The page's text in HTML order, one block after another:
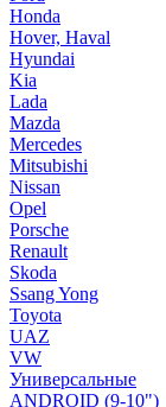
Honda
Hover, Haval
Hyundai
Kia
Lada
Mazda
Mercedes
Mitsubishi
Nissan
Opel
Porsche
Renault
Skoda
Ssang Yong
Toyota
UAZ
VW
Универсальные
ANDROID (9-10")